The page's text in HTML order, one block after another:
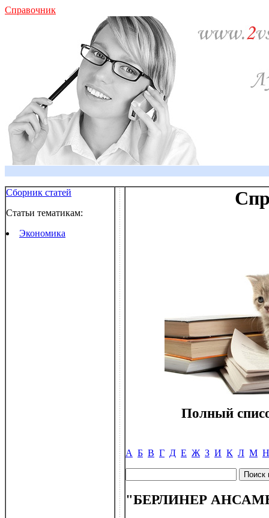
Справочник
Сборник статей
Статьи тематикам:
Экономика
Полный
А Б В Г Д Е Ж З И К Л М Н
"БЕРЛИНЕР